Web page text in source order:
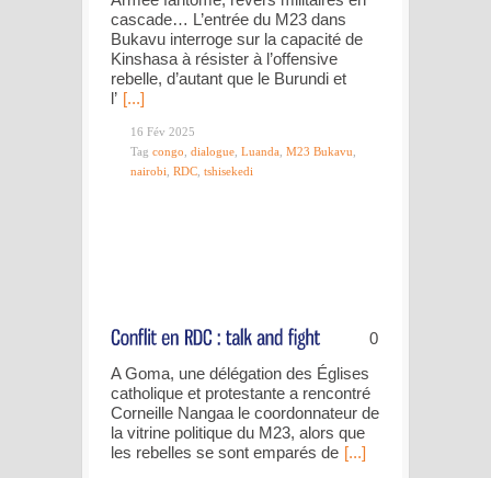
cascade… L’entrée du M23 dans
Bukavu interroge sur la capacité de
Kinshasa à résister à l’offensive
rebelle, d’autant que le Burundi et
l’ [...]
16 Fév 2025
Tag congo, dialogue, Luanda, M23 Bukavu,
nairobi, RDC, tshisekedi
0
A Goma, une délégation des Églises
catholique et protestante a rencontré
Corneille Nangaa le coordonnateur de
la vitrine politique du M23, alors que
les rebelles se sont emparés de [...]